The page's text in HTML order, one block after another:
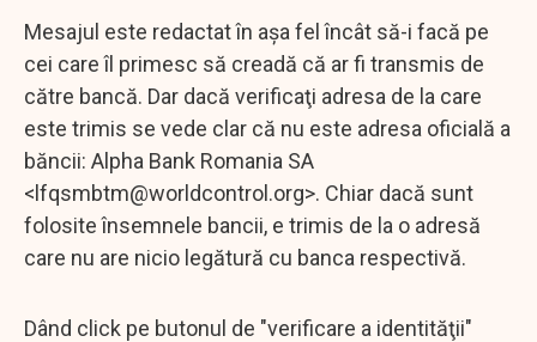
Mesajul este redactat în aşa fel încât să-i facă pe
cei care îl primesc să creadă că ar fi transmis de
către bancă. Dar dacă verificaţi adresa de la care
este trimis se vede clar că nu este adresa oficială a
băncii: Alpha Bank Romania SA
<lfqsmbtm@worldcontrol.org>. Chiar dacă sunt
folosite însemnele bancii, e trimis de la o adresă
care nu are nicio legătură cu banca respectivă.
Dând click pe butonul de "verificare a identităţii"